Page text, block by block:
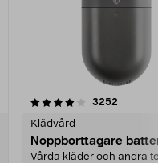
3252
Klädvård
Noppborttagare
Vårda kläder och andra
4.5av 5 stjärnor